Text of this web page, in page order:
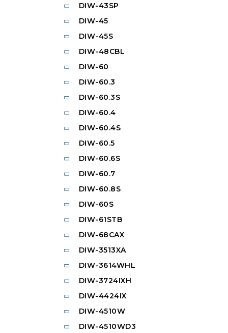
DIW-43SP
DIW-45
DIW-45S
DIW-48CBL
DIW-60
DIW-60.3
DIW-60.3S
DIW-60.4
DIW-60.4S
DIW-60.5
DIW-60.6S
DIW-60.7
DIW-60.8S
DIW-60S
DIW-61STB
DIW-68CAX
DIW-3513XA
DIW-3614WHL
DIW-3724IXH
DIW-4424IX
DIW-4510W
DIW-4510WD3